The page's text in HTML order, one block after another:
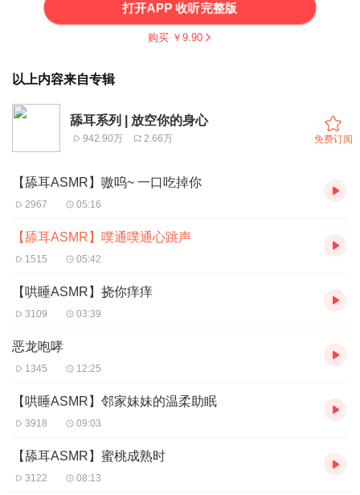
打开APP 收听完整版
购买 ￥ 9.90
以上内容来自专辑
舔耳系列 | 放空你的身心
942.90万 2.66万 免费订阅
【舔耳ASMR】嗷呜~ 一口吃掉你
2967 05:16
【舔耳ASMR】噗通噗通心跳声
1515 05:42
【哄睡ASMR】挠你痒痒
3109 03:39
恶龙咆哮
1345 12:25
【哄睡ASMR】邻家妹妹的温柔助眠
3918 09:03
【舔耳ASMR】蜜桃成熟时
3122 08:13